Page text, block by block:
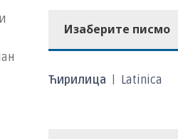
Изаберите писмо
Ћирилица Latinica